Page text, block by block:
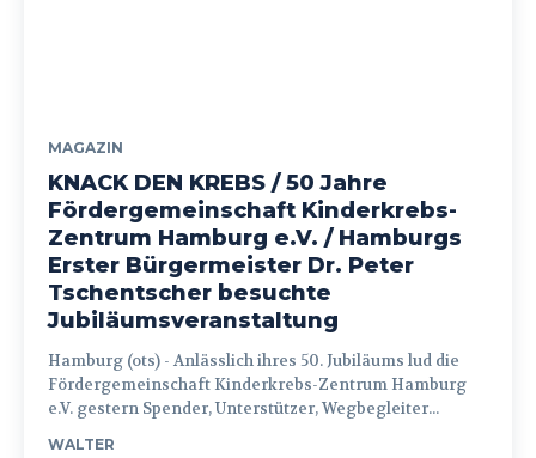
MAGAZIN
KNACK DEN KREBS / 50 Jahre
Fördergemeinschaft Kinderkrebs-
Zentrum Hamburg e.V. / Hamburgs
Erster Bürgermeister Dr. Peter
Tschentscher besuchte
Jubiläumsveranstaltung
Hamburg (ots) - Anlässlich ihres 50. Jubiläums lud die
Fördergemeinschaft Kinderkrebs-Zentrum Hamburg
e.V. gestern Spender, Unterstützer, Wegbegleiter...
WALTER